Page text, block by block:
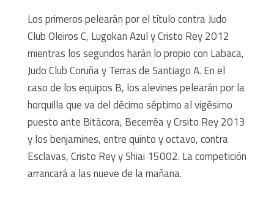
Los primeros pelearán por el título contra Judo
Club Oleiros C, Lugokan Azul y Cristo Rey 2012
mientras los segundos harán lo propio con Labaca,
Judo Club Coruña y Terras de Santiago A. En el
caso de los equipos B, los alevines pelearán por la
horquilla que va del décimo séptimo al vigésimo
puesto ante Bitácora, Becerréa y Crsito Rey 2013
y los benjamines, entre quinto y octavo, contra
Esclavas, Cristo Rey y Shiai 15002. La competición
arrancará a las nueve de la mañana.